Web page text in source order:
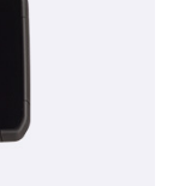
- UORIGINALT